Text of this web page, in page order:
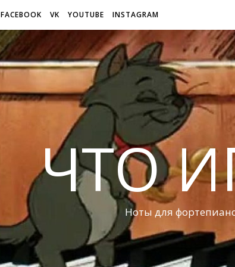
FACEBOOK VK YOUTUBE INSTAGRAM
ЧТО
Ноты для